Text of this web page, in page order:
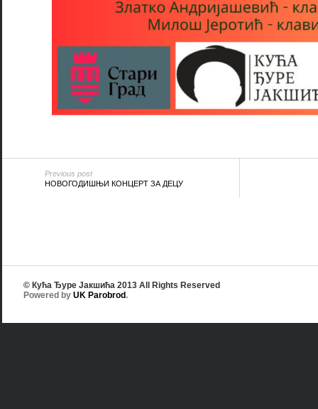
Previous post
НОВОГОДИШЊИ КОНЦЕРТ ЗА ДЕЦУ
© Кућа Ђуре Јакшића 2013 All Rights Reserved
Powered by UK Parobrod.